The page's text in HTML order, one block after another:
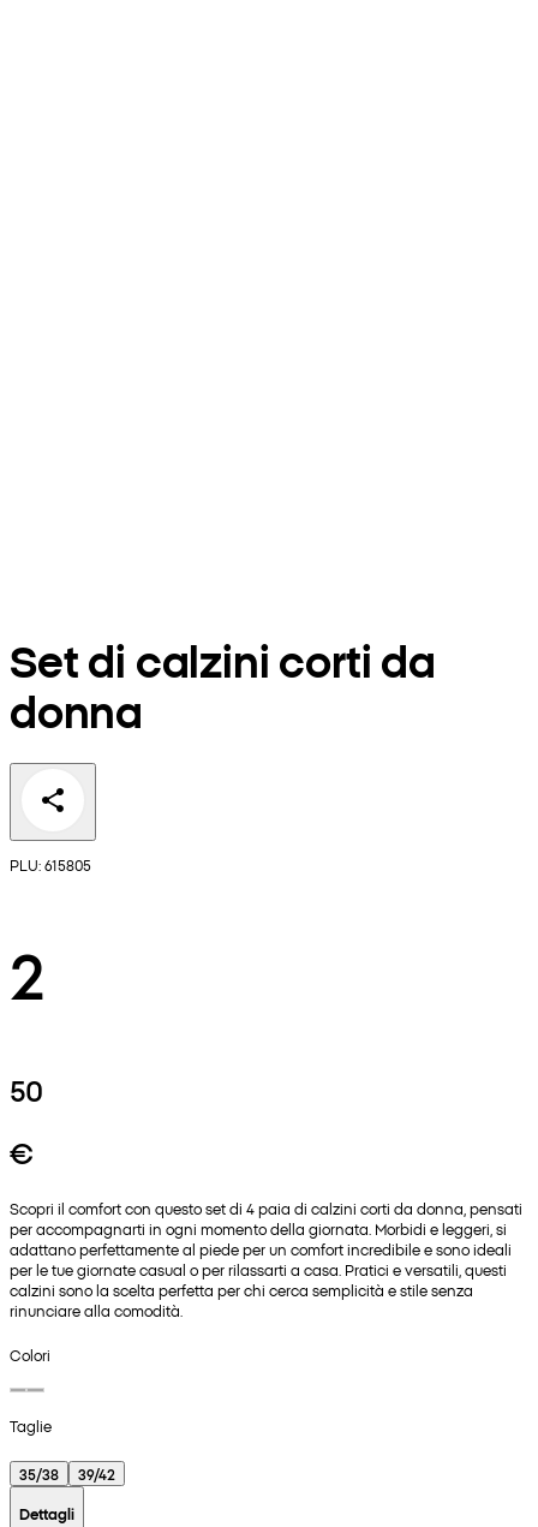
Set di calzini corti da
donna
PLU: 615805
2
50
€
Scopri il comfort con questo set di 4 paia di calzini corti da donna, pensati
per accompagnarti in ogni momento della giornata. Morbidi e leggeri, si
adattano perfettamente al piede per un comfort incredibile e sono ideali
per le tue giornate casual o per rilassarti a casa. Pratici e versatili, questi
calzini sono la scelta perfetta per chi cerca semplicità e stile senza
rinunciare alla comodità.
Colori
Taglie
35/38
39/42
Dettagli